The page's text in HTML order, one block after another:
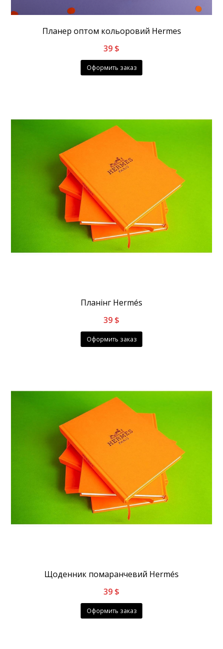
Планер оптом кольоровий Hermes
39 $
Оформить заказ
Планінг Hermés
39 $
Оформить заказ
Щоденник помаранчевий Hermés
39 $
Оформить заказ